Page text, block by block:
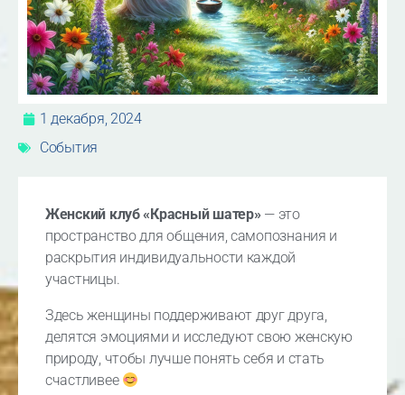
1 декабря, 2024
События
Женский клуб «Красный шатер»— это
пространство для общения, самопознания и
раскрытия индивидуальности каждой
участницы.
Здесь женщины поддерживают друг друга,
делятся эмоциями и исследуют свою женскую
природу, чтобы лучше понять себя и стать
счастливее